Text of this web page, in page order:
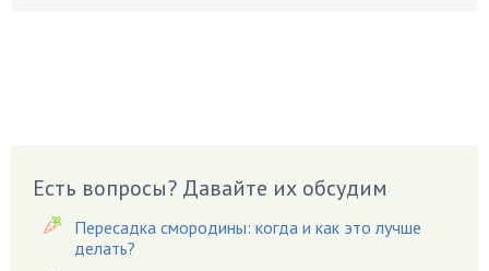
Вредители
Есть вопросы? Давайте их обсудим
Пересадка смородины: когда и как это лучше
делать?